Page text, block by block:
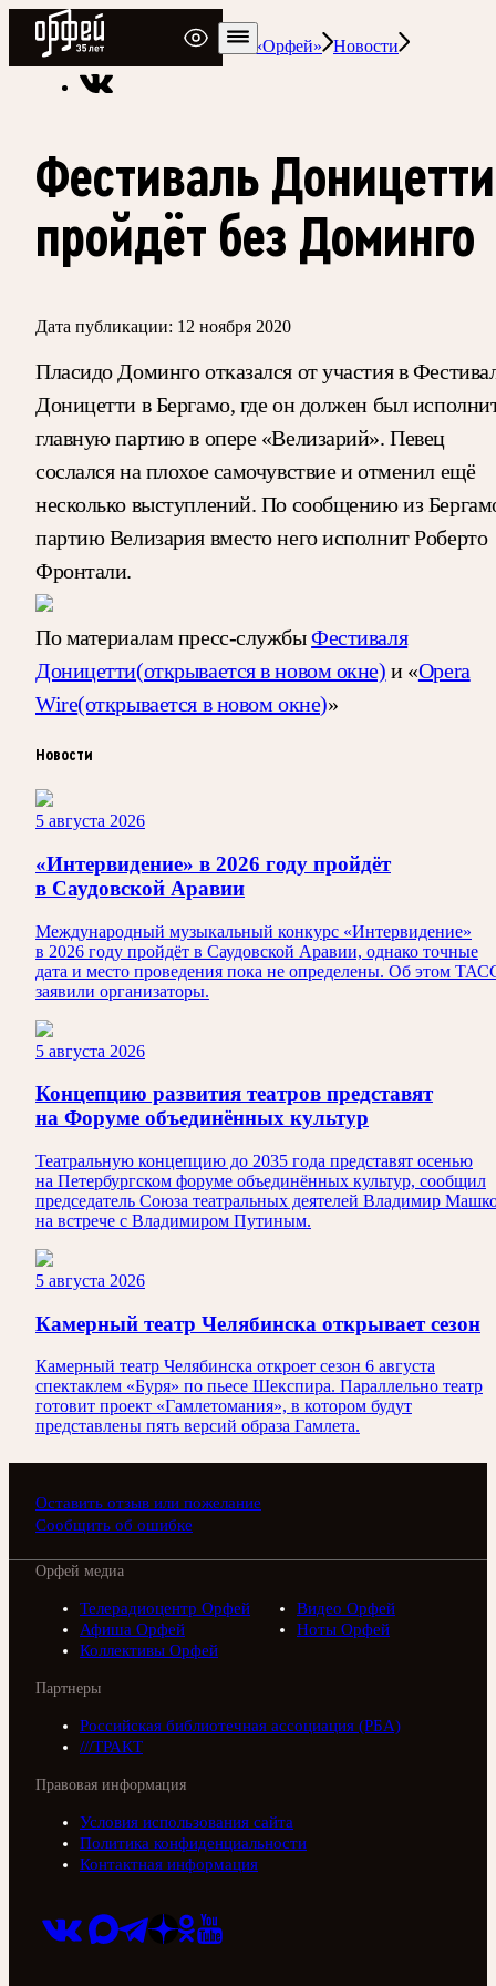
Радио Орфей
Радио классической музыки «Орфей»
Новости
Фестиваль Доницетти
пройдёт без Доминго
Дата публикации: 12 ноября 2020
Пласидо Доминго отказался от участия в
Доницетти в Бергамо, где он должен был
главную партию в опере «Велизарий». Певец
сослался на плохое самочувствие и отменил ещё
несколько выступлений. По сообщению из
партию Велизария вместо него исполнит Роберто
Фронтали.
По материалам пресс-службыФестиваля
Доницетти(открывается в новом окне) и «Opera
Wire(открывается в новом окне)»
Новости
5 августа 2026
«Интервидение» в 2026 году пройдёт
в Саудовской Аравии
Международный музыкальный конкурс «Интервидение»
в 2026 году пройдёт в Саудовской Аравии, однако точные
дата и место проведения пока не определены. Об этом
заявили организаторы.
5 августа 2026
Концепцию развития театров представят
на Форуме объединённых культур
Театральную концепцию до 2035 года представят осенью
на Петербургском форуме объединённых культур, сообщил
председатель Союза театральных деятелей Владимир
на встрече с Владимиром Путиным.
5 августа 2026
Камерный театр Челябинска открывает сезон
Камерный театр Челябинска откроет сезон 6 августа
спектаклем «Буря» по пьесе Шекспира. Параллельно театр
готовит проект «Гамлетомания», в котором будут
представлены пять версий образа Гамлета.
Оставить отзыв или пожелание
Сообщить об ошибке
Орфей медиа
Телерадиоцентр Орфей
Видео Орфей
Афиша Орфей
Ноты Орфей
Коллективы Орфей
Партнеры
Российская библиотечная ассоциация (РБА)
///ТРАКТ
Правовая информация
Условия использования сайта
Политика конфиденциальности
Контактная информация